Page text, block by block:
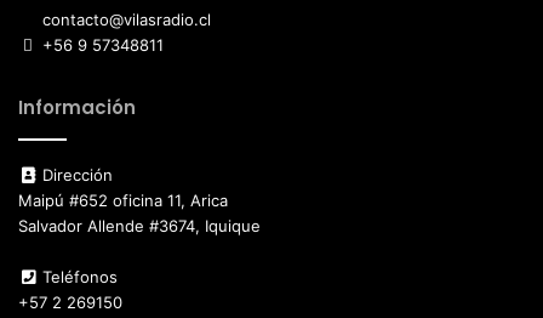
contacto@vilasradio.cl
+56 9 57348811
Información
Dirección
Maipú #652 oficina 11, Arica
Salvador Allende #3674, Iquique
Teléfonos
+57 2 269150